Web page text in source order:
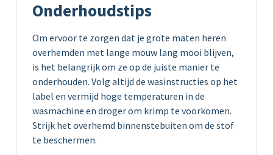
Onderhoudstips
Om ervoor te zorgen dat je grote maten heren
overhemden met lange mouw lang mooi blijven,
is het belangrijk om ze op de juiste manier te
onderhouden. Volg altijd de wasinstructies op het
label en vermijd hoge temperaturen in de
wasmachine en droger om krimp te voorkomen.
Strijk het overhemd binnenstebuiten om de stof
te beschermen.